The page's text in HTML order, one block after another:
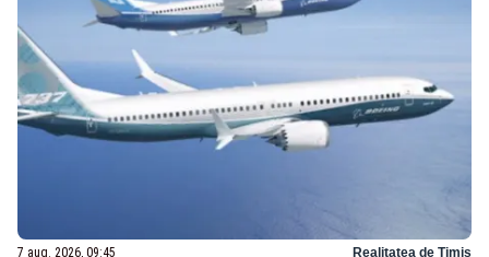
7 aug. 2026, 09:45 Realitatea de Timis